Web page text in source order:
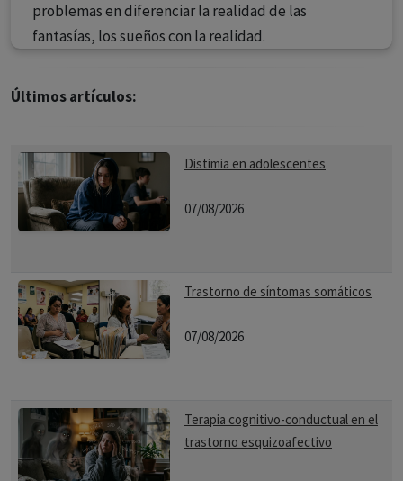
problemas en diferenciar la realidad de las
fantasías, los sueños con la realidad.
Últimos artículos:
Distimia en adolescentes
07/08/2026
Trastorno de síntomas somáticos
07/08/2026
Terapia cognitivo-conductual en el
trastorno esquizoafectivo